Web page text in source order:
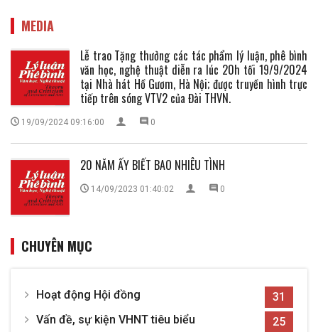
MEDIA
Lễ trao Tặng thưởng các tác phẩm lý luận, phê bình
văn học, nghệ thuật diễn ra lúc 20h tối 19/9/2024
tại Nhà hát Hồ Gươm, Hà Nội; được truyền hình trực
tiếp trên sóng VTV2 của Đài THVN.
19/09/2024 09:16:00 0
20 NĂM ẤY BIẾT BAO NHIÊU TÌNH
14/09/2023 01:40:02 0
CHUYÊN MỤC
Hoạt động Hội đồng
31
Vấn đề, sự kiện VHNT tiêu biểu
25